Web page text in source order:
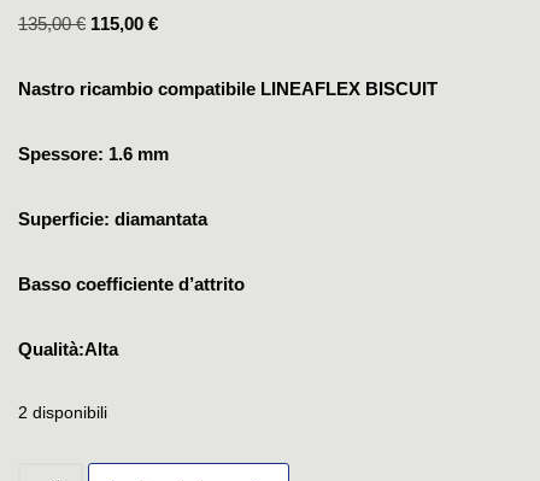
135,00€ 115,00 €
Nastro ricambio compatibile LINEAFLEX BISCUIT
Spessore: 1.6 mm
Superficie: diamantata
Basso coefficiente d’attrito
Qualità:Alta
2 disponibili